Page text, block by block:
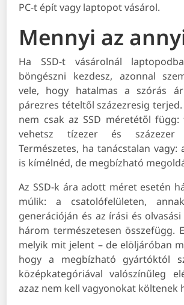
PC-t épít vagy laptopot vásárol.
Mennyi az
Ha SSD-t vásárolnál
böngészni kezdesz, azonnal
vele, hogy hatalmas a szórás
párezres tételtől százezresig
nem csak az SSD méretétől
vehetsz tízezer és
Természetes, ha tanácstalan vagy:
is kímélnéd, de megbízható
Az SSD-k ára adott méret esetén
múlik: a csatolófelületen,
generációján és az írási és olvasási
három természetesen összefügg.
melyik mit jelent – de elöljáróban
hogy a megbízható gyártóktól
középkategóriával valószínűleg
azaz nem kell vagyonokat költenek